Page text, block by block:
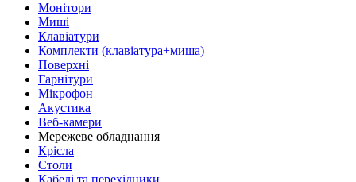
Монітори
Миші
Клавіатури
Комплекти (клавіатура+миша)
Поверхні
Гарнітури
Мікрофон
Акустика
Веб-камери
Мережеве обладнання
Крісла
Столи